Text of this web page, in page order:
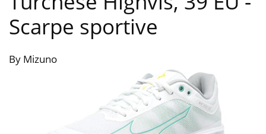
Scarpe sportive
By Mizuno